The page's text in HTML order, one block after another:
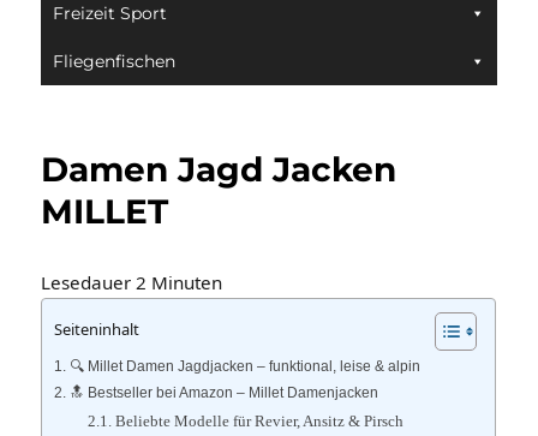
Freizeit Sport
Fliegenfischen
Damen Jagd Jacken
MILLET
Lesedauer 2 Minuten
Seiteninhalt
🔍 Millet Damen Jagdjacken – funktional, leise & alpin
🔝 Bestseller bei Amazon – Millet Damenjacken
Beliebte Modelle für Revier, Ansitz & Pirsch